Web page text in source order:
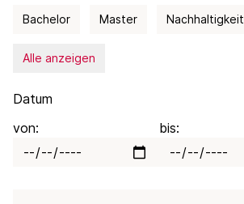
Bachelor Master Nachhaltigkeit
Alle anzeigen
Datum
von:
bis: